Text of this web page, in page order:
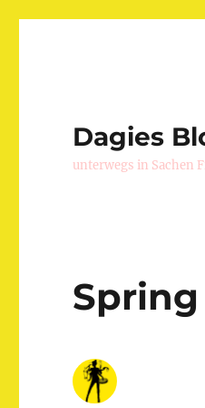
Dagies
unterwegs in Sachen